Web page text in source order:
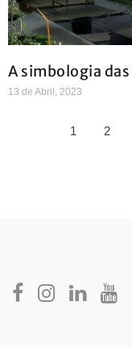
A simbologia
13 de Abril, 2023
1 2